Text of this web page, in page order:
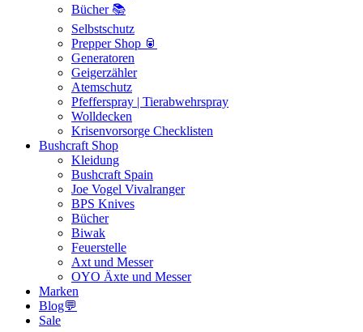
Bücher 📚
Selbstschutz
Prepper Shop 🥫
Generatoren
Geigerzähler
Atemschutz
Pfefferspray | Tierabwehrspray
Wolldecken
Krisenvorsorge Checklisten
Bushcraft Shop
Kleidung
Bushcraft Spain
Joe Vogel Vivalranger
BPS Knives
Bücher
Biwak
Feuerstelle
Axt und Messer
OYO Äxte und Messer
Marken
Blog💬
Sale